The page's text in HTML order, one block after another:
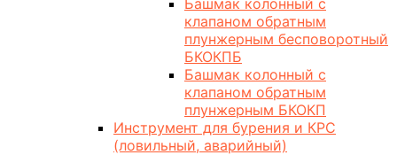
Башмак колонный с
клапаном обратным
плунжерным бесповоротный
БКОКПБ
Башмак колонный с
клапаном обратным
плунжерным БКОКП
Инструмент для бурения и КРС
(ловильный, аварийный)